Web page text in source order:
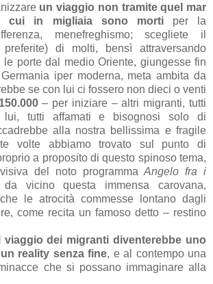
un viaggio non tramite quel mar
cui in migliaia sono mortiper la
menefreghismo; scegliete il
di molti, bensì attraversando
le porte dal medio Oriente, giungesse fin
iper moderna, meta ambita da
se con lui ci fossero non dieci o venti
150.000– per iniziare – altri migranti, tutti
lui, tutti affamati e bisognosi solo di
alla nostra bellissima e fragile
volte abbiamo trovato sul punto di
a proposito di questo spinoso tema,
del noto programmaAngelo fra i
da vicino questa immensa carovana,
le atrocità commesse lontano dagli
come recita un famoso detto – restino
viaggio dei migranti diventerebbe uno
reality senza fine, e al contempo una
che si possano immaginare alla